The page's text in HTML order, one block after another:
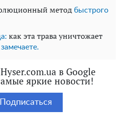
метод быстрого
как эта трава уничтожает
в Google
яркие новости!
Подписаться